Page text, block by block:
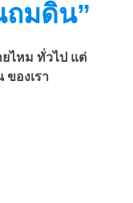
ถมดิน”
ไหม ทั่วไป แต่
ของเรา